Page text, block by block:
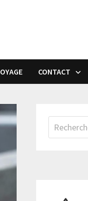
CONTACT
Rechercher :